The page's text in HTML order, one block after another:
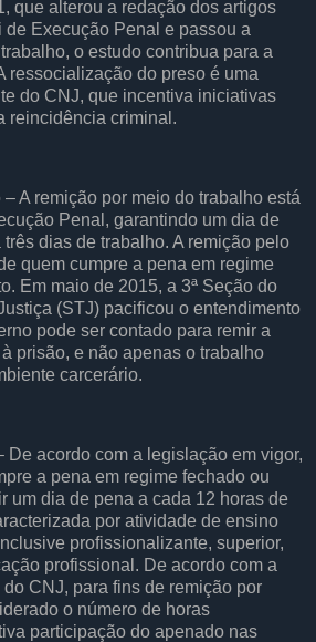
que alterou a redação dos artigos
de Execução Penal e passou a
o estudo contribua para a
ressocialização do preso é uma
do CNJ, que incentiva iniciativas
reincidência criminal.
A remição por meio do trabalho está
Penal, garantindo um dia de
dias de trabalho. A remição pelo
quem cumpre a pena em regime
Em maio de 2015, a 3ª Seção do
(STJ) pacificou o entendimento
pode ser contado para remir a
prisão, e não apenas o trabalho
carcerário.
De acordo com a legislação em vigor,
a pena em regime fechado ou
um dia de pena a cada 12 horas de
por atividade de ensino
profissionalizante, superior,
profissional. De acordo com a
CNJ, para fins de remição por
o número de horas
participação do apenado nas